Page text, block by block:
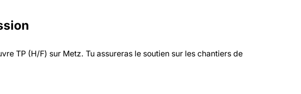
TP (H/F) sur Metz. Tu assureras le soutien sur les chantiers de